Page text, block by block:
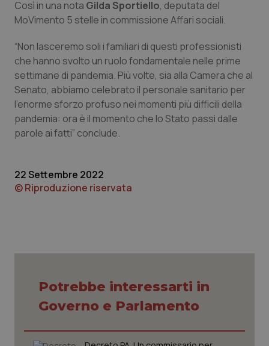
Lombardia
Molise
Piemonte
Provincia Autonoma di Bolzano
Puglia
Sicilia
Toscana
Dolore
Epatiti
HIV
Infezioni & Febbre
Malattie rare
Neuroscienze & patologie neurodegenerative
Obesità
Così in una nota Gilda Sportiello, deputata del
MoVimento 5 stelle in commissione Affari sociali.
“Non lasceremo soli i familiari di questi professionisti
che hanno svolto un ruolo fondamentale nelle prime
settimane di pandemia. Più volte, sia alla Camera che al
Senato, abbiamo celebrato il personale sanitario per
l’enorme sforzo profuso nei momenti più difficili della
pandemia: ora è il momento che lo Stato passi dalle
parole ai fatti” conclude.
22 Settembre 2022
© Riproduzione riservata
Potrebbe interessarti in
Governo e Parlamento